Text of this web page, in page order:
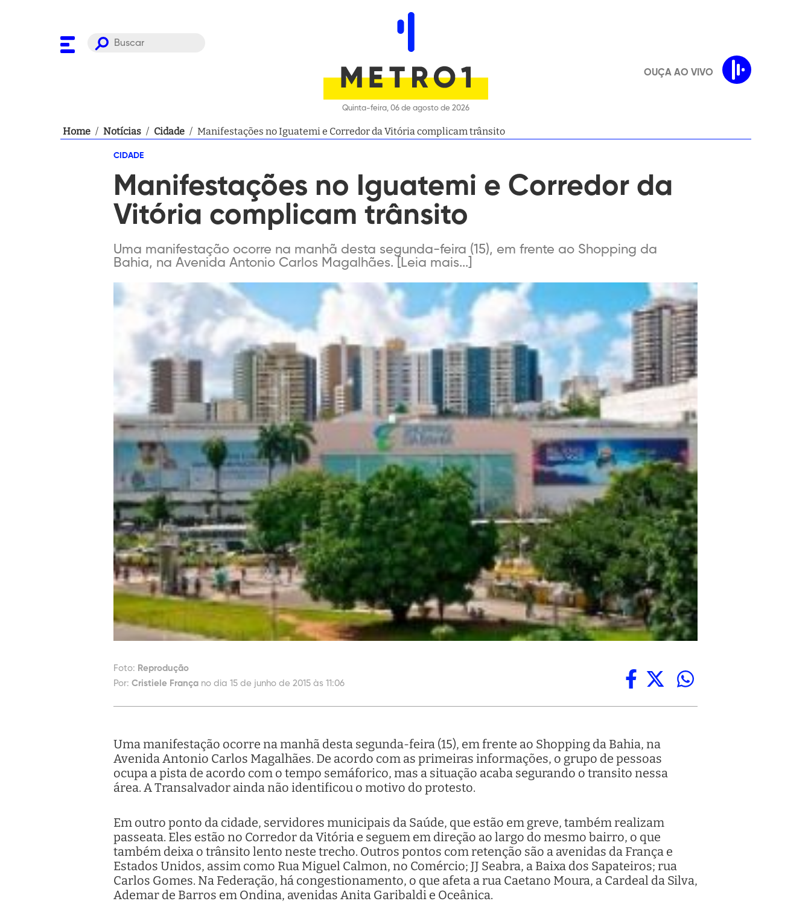
Quinta-feira, 06 de agosto de 2026
OUÇA AO VIVO
Home / Notícias / Cidade / Manifestações no Iguatemi e Corredor da Vitória complicam trânsito
CIDADE
Manifestações no Iguatemi e Corredor da
Vitória complicam trânsito
Uma manifestação ocorre na manhã desta segunda-feira (15), em frente ao Shopping da
Bahia, na Avenida Antonio Carlos Magalhães. [Leia mais...]
Foto: Reprodução
Por: Cristiele França no dia 15 de junho de 2015 às 11:06
Uma manifestação ocorre na manhã desta segunda-feira (15), em frente ao Shopping da Bahia, na
Avenida Antonio Carlos Magalhães. De acordo com as primeiras informações, o grupo de pessoas
ocupa a pista de acordo com o tempo semáforico, mas a situação acaba segurando o transito nessa
área. A Transalvador ainda não identificou o motivo do protesto.
Em outro ponto da cidade, servidores municipais da Saúde, que estão em greve, também realizam
passeata. Eles estão no Corredor da Vitória e seguem em direção ao largo do mesmo bairro, o que
também deixa o trânsito lento neste trecho. Outros pontos com retenção são a avenidas da França e
Estados Unidos, assim como Rua Miguel Calmon, no Comércio; JJ Seabra, a Baixa dos Sapateiros; rua
Carlos Gomes. Na Federação, há congestionamento, o que afeta a rua Caetano Moura, a Cardeal da Silva,
Ademar de Barros em Ondina, avenidas Anita Garibaldi e Oceânica.